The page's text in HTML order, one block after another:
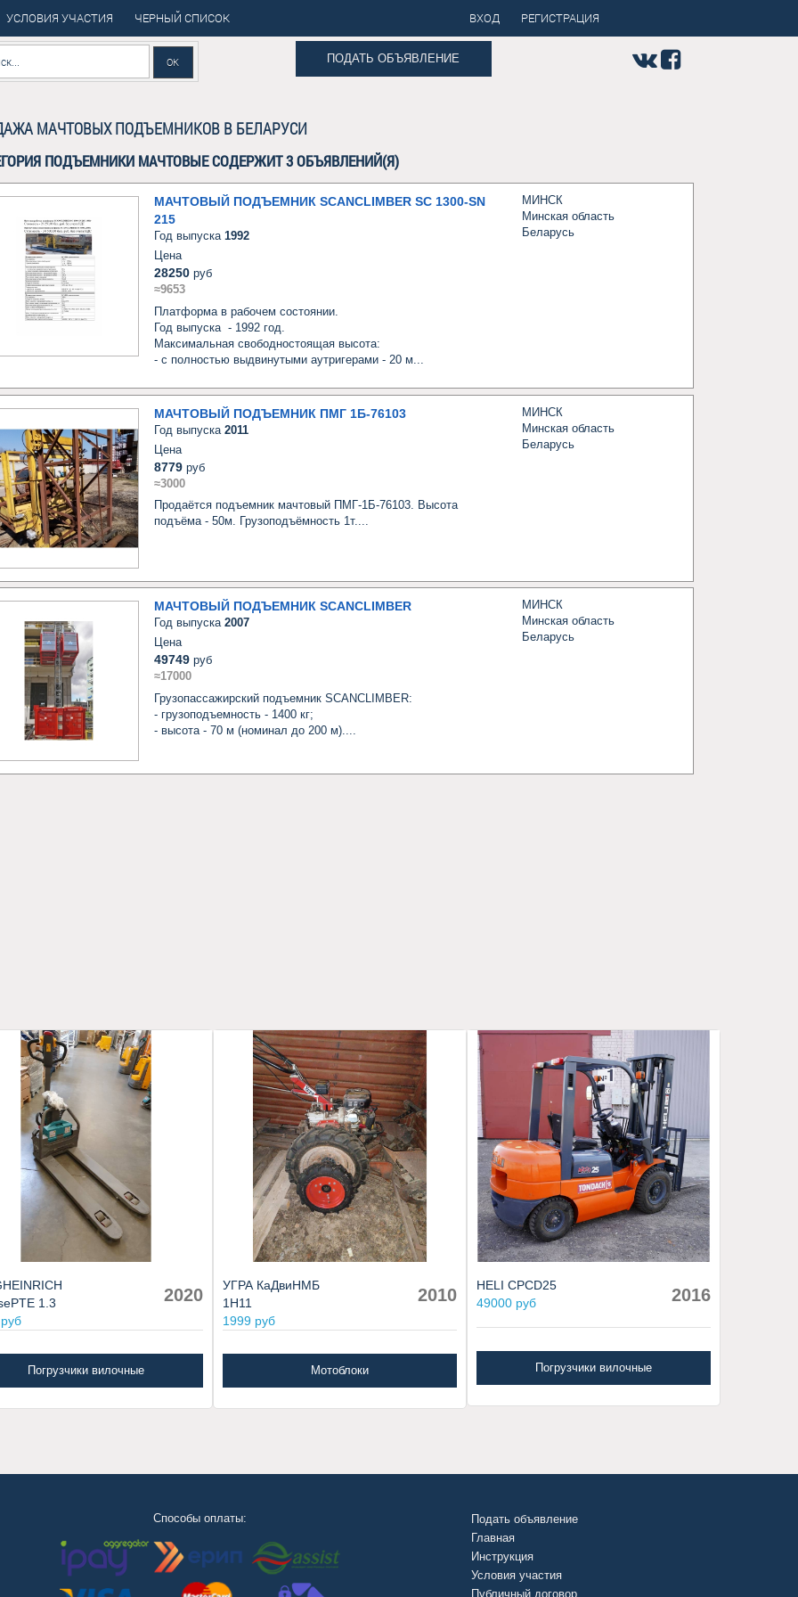
УСЛОВИЯ УЧАСТИЯ ЧЕРНЫЙ СПИСОК ВХОД РЕГИСТРАЦИЯ
ПОДАТЬ ОБЪЯВЛЕНИЕ
МАЧТОВЫХ ПОДЪЕМНИКОВ В БЕЛАРУСИ
ПОДЪЕМНИКИ МАЧТОВЫЕ СОДЕРЖИТ 3 ОБЪЯВЛЕНИЙ(Я)
МАЧТОВЫЙ ПОДЪЕМНИК SCANCLIMBER SC 1300-SN
215
Год выпуска 1992
Цена
28250руб
≈9653
Платформа в рабочем состоянии.
Год выпуска  - 1992 год.
Максимальная свободностоящая высота:
- с полностью выдвинутыми аутригерами - 20 м...
МИНСК
Минская область
Беларусь
МАЧТОВЫЙ ПОДЪЕМНИК ПМГ 1Б-76103
Год выпуска 2011
Цена
8779руб
≈3000
Продаётся подъемник мачтовый ПМГ-1Б-76103. Высота
подъёма - 50м. Грузоподъёмность 1т....
МИНСК
Минская область
Беларусь
МАЧТОВЫЙ ПОДЪЕМНИК SCANCLIMBER
Год выпуска 2007
Цена
49749руб
≈17000
Грузопассажирский подъемник SCANCLIMBER:
- грузоподъемность - 1400 кг;
- высота - 70 м (номинал до 200 м)....
МИНСК
Минская область
Беларусь
1.3
2020
Погрузчики вилочные
УГРА КаДвиНМБ
1Н11
1999 руб
2010
Мотоблоки
HELI CPCD25
49000 руб
2016
Погрузчики вилочные
Способы оплаты:
Подать объявление
Главная
Инструкция
Условия участия
Публичный договор